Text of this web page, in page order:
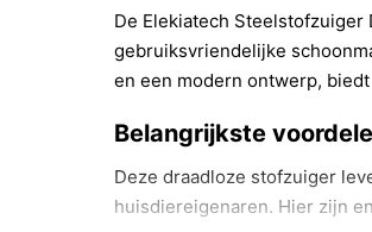
De Elekiatech
gebruiksvriendelijke
en een modern ontwerp,
Belangrijkste
Deze draadloze stofzuiger
huisdiereigenaren. Hier zijn